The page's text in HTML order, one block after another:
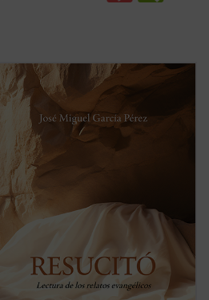
José Miguel García centra la atención
sobre las dificultades o extrañezas
contenidas en los relatos evangélicos,
que son los testimonios más explícitos
acerca de lo que aconteció después de la
muerte y sepultura de Jesús de Nazaret.
El ... (ver ficha)